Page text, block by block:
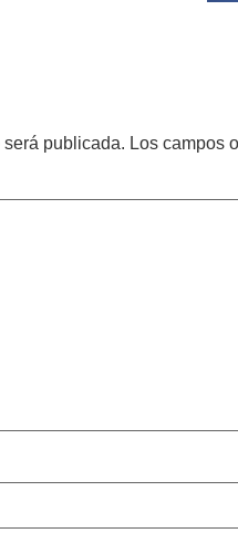
publicada. Los campos